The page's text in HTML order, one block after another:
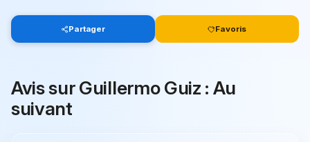
Partager Favoris
Avis sur Guillermo Guiz : Au
suivant